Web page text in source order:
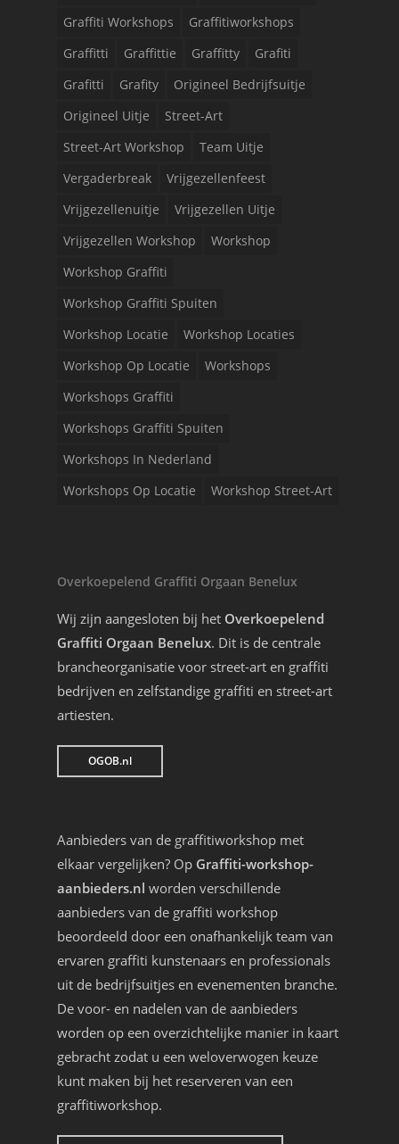
Graffiti Workshops
Graffitiworkshops
Graffitti
Graffittie Graffitty
Grafiti
Grafitti
Grafity
Origineel Bedrijfsuitje
Origineel Uitje
Street-Art
Street-Art Workshop
Team Uitje
Vergaderbreak
Vrijgezellenfeest
Vrijgezellenuitje
Vrijgezellen Uitje
Vrijgezellen Workshop
Workshop
Workshop Graffiti
Workshop Graffiti Spuiten
Workshop Locatie
Workshop Locaties
Workshop Op Locatie
Workshops
Workshops Graffiti
Workshops Graffiti Spuiten
Workshops In Nederland
Workshops Op Locatie
Workshop Street-Art
Overkoepelend Graffiti Orgaan Benelux
Wij zijn aangesloten bij het Overkoepelend
Graffiti Orgaan Benelux. Dit is de centrale
brancheorganisatie voor street-art en graffiti
bedrijven en zelfstandige graffiti en street-art
artiesten.
OGOB.nl
Aanbieders van de graffitiworkshop met
elkaar vergelijken? Op Graffiti-workshop-
aanbieders.nl worden verschillende
aanbieders van de graffiti workshop
beoordeeld door een onafhankelijk team van
ervaren graffiti kunstenaars en professionals
uit de bedrijfsuitjes en evenementen branche.
De voor- en nadelen van de aanbieders
worden op een overzichtelijke manier in kaart
gebracht zodat u een weloverwogen keuze
kunt maken bij het reserveren van een
graffitiworkshop.